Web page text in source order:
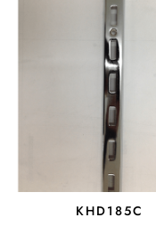
KHD185C